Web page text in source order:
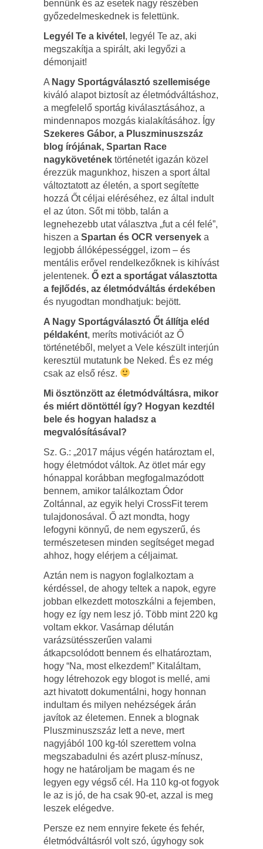
bennünk és az esetek nagy részében
győzedelmeskednek is felettünk.
Legyél Te a kivétel , legyél Te az, aki
megszakítja a spirált, aki legyőzi a
démonjait!
A Nagy Sportágválasztó szellemisége
kiváló alapot biztosít az életmódváltáshoz,
a megfelelő sportág kiválasztásához, a
mindennapos mozgás kialakításához. Így
Szekeres Gábor, a Pluszminuszszáz
blog írójának, Spartan Race
nagykövetének történetét igazán közel
érezzük magunkhoz, hiszen a sport által
változtatott az életén, a sport segítette
hozzá Őt céljai eléréséhez, ez által indult
el az úton. Sőt mi több, talán a
legnehezebb utat választva „fut a cél felé”,
hiszen a Spartan és OCR versenyek a
legjobb állóképességgel, izom – és
mentális erővel rendelkezőknek is kihívást
jelentenek. Ő ezt a sportágat választotta
a fejlődés, az életmódváltás érdekében
és nyugodtan mondhatjuk: bejött.
A Nagy Sportágválasztó Őt állítja eléd
példaként, meríts motivációt az Ő
történetéből, melyet a Vele készült interjún
keresztül mutatunk be Neked. És ez még
csak az első rész.
Mi ösztönzött az életmódváltásra, mikor
és miért döntöttél így? Hogyan kezdtél
bele és hogyan haladsz a
megvalósításával?
Sz. G.: „2017 május végén határoztam el,
hogy életmódot váltok. Az ötlet már egy
hónappal korábban megfogalmazódott
bennem, amikor találkoztam Ódor
Zoltánnal, az egyik helyi CrossFit terem
tulajdonosával. Ő azt mondta, hogy
lefogyni könnyű, de nem egyszerű, és
természetesen minden segítséget megad
ahhoz, hogy elérjem a céljaimat.
Aztán nem is nagyon foglalkoztam a
kérdéssel, de ahogy teltek a napok, egyre
jobban elkezdett motoszkálni a fejemben,
hogy ez így nem lesz jó. Több mint 220 kg
voltam ekkor. Vasárnap délután
varázsütésszerűen valami
átkapcsolódott bennem és elhatároztam,
hogy “Na, most elkezdem!” Kitaláltam,
hogy létrehozok egy blogot is mellé, ami
azt hivatott dokumentálni, hogy honnan
indultam és milyen nehézségek árán
javítok az életemen. Ennek a blognak
Pluszminuszszáz lett a neve, mert
nagyjából 100 kg-tól szerettem volna
megszabadulni és azért plusz-mínusz,
hogy ne határoljam be magam és ne
legyen egy végső cél. Ha 110 kg-ot fogyok
le az is jó, de ha csak 90-et, azzal is meg
leszek elégedve.
Persze ez nem ennyire fekete és fehér,
életmódváltásról volt szó, úgyhogy sok